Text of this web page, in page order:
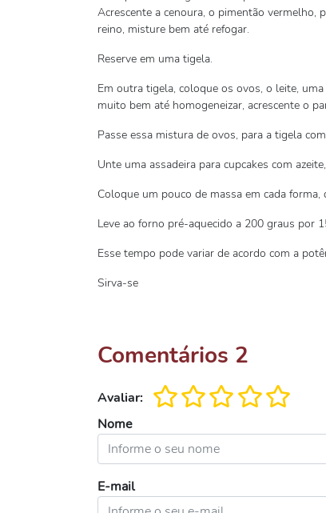
Acrescente a cenoura, o pimentão vermelho,
reino, misture bem até refogar.
Reserve em uma tigela.
Em outra tigela, coloque os ovos, o leite,
muito bem até homogeneizar, acrescente o
Passe essa mistura de ovos, para a tigela
Unte uma assadeira para cupcakes com
Coloque um pouco de massa em cada
Leve ao forno pré-aquecido a 200 graus por
Esse tempo pode variar de acordo com a
Sirva-se
Comentários 2
Avaliar:
Nome
E-mail